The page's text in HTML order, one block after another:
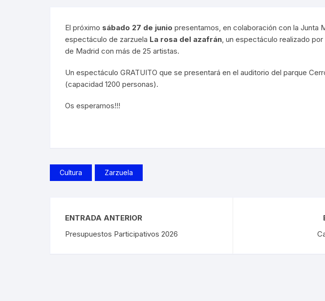
El próximo sábado 27 de junio presentamos, en colaboración con la Junta
espectáculo de zarzuela La rosa del azafrán, un espectáculo realizado
de Madrid con más de 25 artistas.
Un espectáculo GRATUITO que se presentará en el auditorio del parque
(capacidad 1200 personas).
Os esperamos!!!
Cultura Zarzuela
ENTRADA ANTERIOR
Presupuestos Participativos 2026